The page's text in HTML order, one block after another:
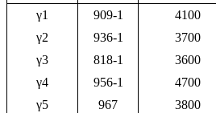
γ1 909-1 4100
γ2
936-1 3700
γ3
818-1 3600
γ4
956-1 4700
γ5
967 3800